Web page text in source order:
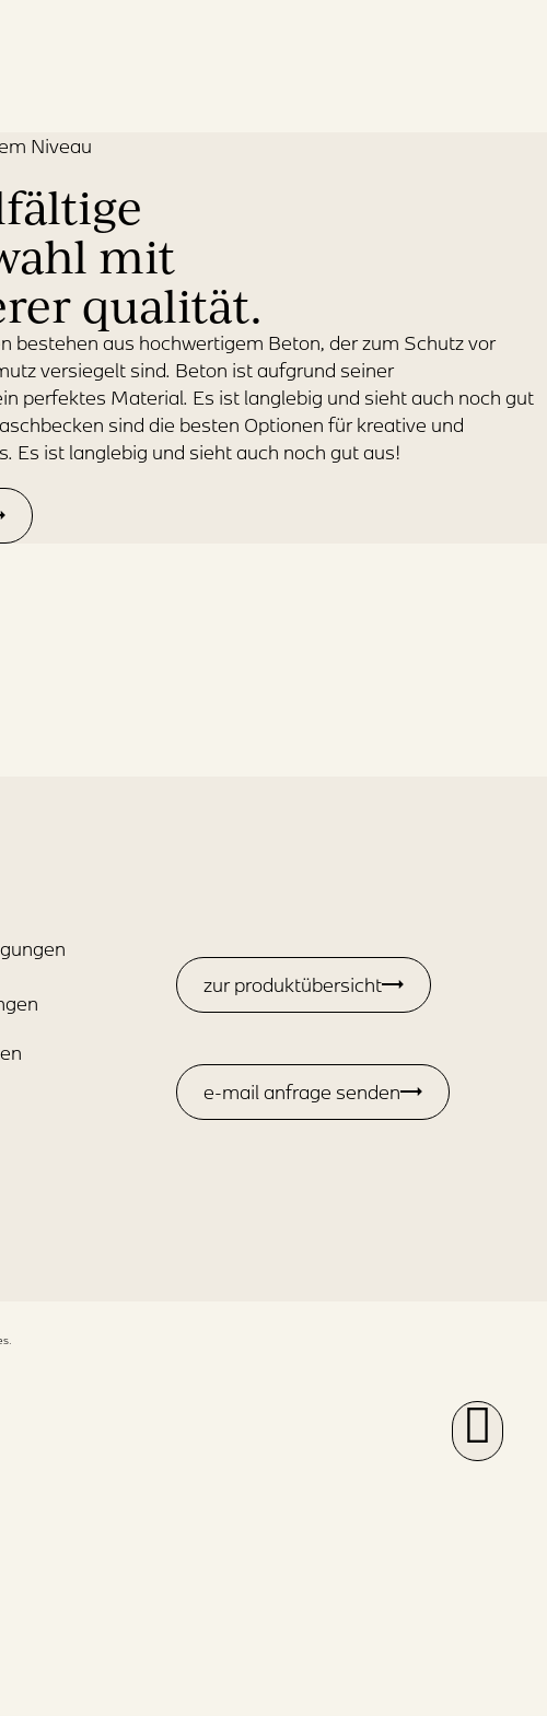
Niveau
mit
qualität.
bestehen aus hochwertigem Beton, der zum Schutz vor
versiegelt sind. Beton ist aufgrund seiner
perfektes Material. Es ist langlebig und sieht auch noch gut
sind die besten Optionen für kreative und
Es ist langlebig und sieht auch noch gut aus!
zur produktübersicht
e-mail anfrage senden